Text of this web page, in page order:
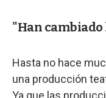
"Han
Hasta no hace
una producción
Ya que las